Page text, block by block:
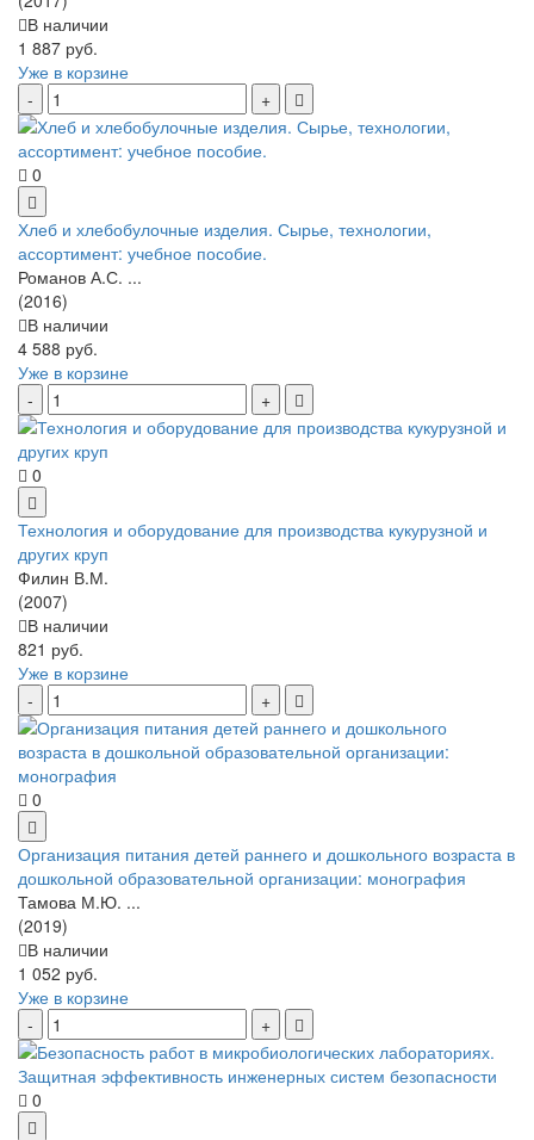
В наличии
1 887 руб.
Уже в корзине
0
Хлеб и хлебобулочные изделия. Сырье, технологии,
ассортимент: учебное пособие.
Романов А.С. ...
(2016)
В наличии
4 588 руб.
Уже в корзине
0
Технология и оборудование для производства кукурузной и
других круп
Филин В.М.
(2007)
В наличии
821 руб.
Уже в корзине
0
Организация питания детей раннего и дошкольного возраста в
дошкольной образовательной организации: монография
Тамова М.Ю. ...
(2019)
В наличии
1 052 руб.
Уже в корзине
0